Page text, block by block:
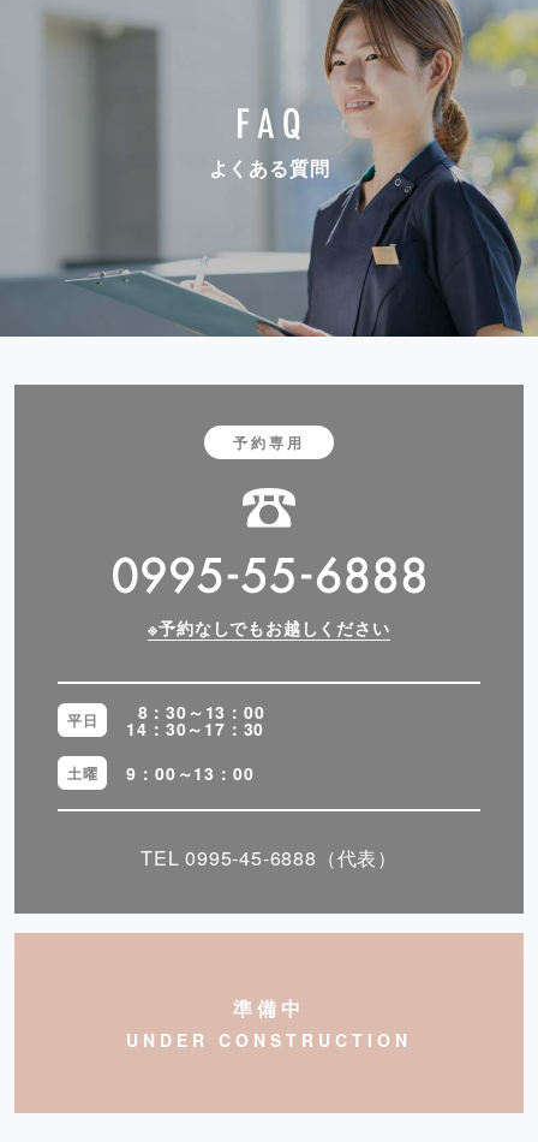
よくある質問
予約専用
※予約なしでもお越しください
平日 8：30～13：00
14：30～17：30
土曜 9：00～13：00
TEL0995-45-6888 （代表）
準備中
UNDER CONSTRUCTION